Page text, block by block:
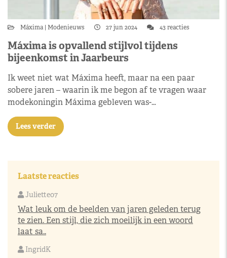
Máxima Modenieuws 27 jun 2024 43 reacties
Máxima is opvallend stijlvol tijdens
bijeenkomst in Jaarbeurs
Ik weet niet wat Máxima heeft, maar na een paar
sobere jaren – waarin ik me begon af te vragen waar
modekoningin Máxima gebleven was-…
Lees verder
Laatste reacties
Juliette07
Wat leuk om de beelden van jaren geleden terug
te zien. Een stijl, die zich moeilijk in een woord
laat sa..
IngridK